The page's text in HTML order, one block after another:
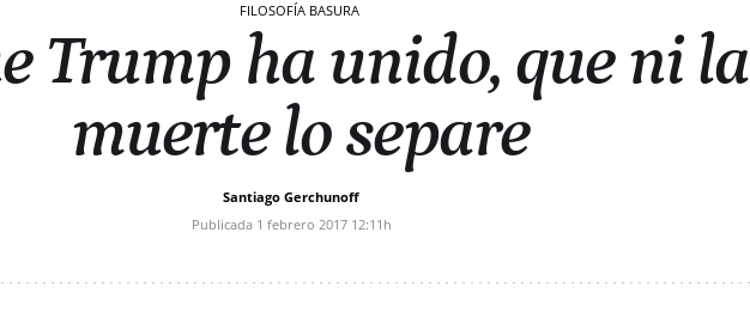
FILOSOFÍA BASURA
Trump ha unido, que ni la
muerte lo separe
Santiago Gerchunoff
Publicada 1 febrero 2017 12:11h